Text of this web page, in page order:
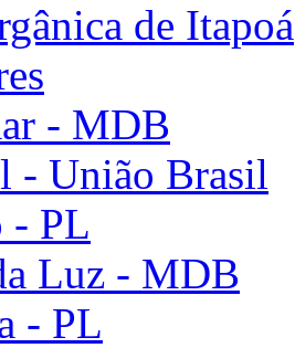
de Itapoá
- MDB
- União Brasil
- PL
Luz - MDB
- PL